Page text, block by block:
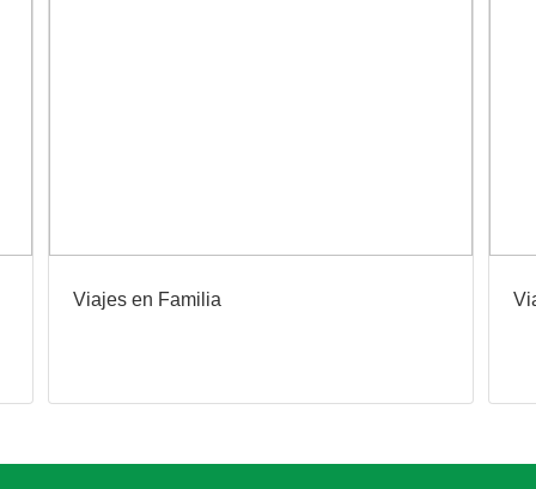
Viajes en Familia